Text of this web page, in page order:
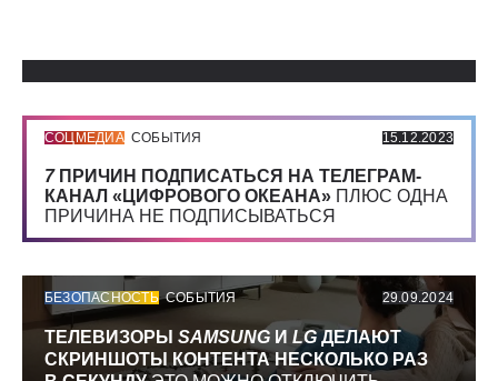
СОЦМЕДИА СОБЫТИЯ 15.12.2023
7 ПРИЧИН ПОДПИСАТЬСЯ НА ТЕЛЕГРАМ-
КАНАЛ «ЦИФРОВОГО ОКЕАНА» ПЛЮС ОДНА
ПРИЧИНА НЕ ПОДПИСЫВАТЬСЯ
БЕЗОПАСНОСТЬ СОБЫТИЯ 29.09.2024
ТЕЛЕВИЗОРЫ SAMSUNG И LGДЕЛАЮТ
СКРИНШОТЫ КОНТЕНТА НЕСКОЛЬКО РАЗ